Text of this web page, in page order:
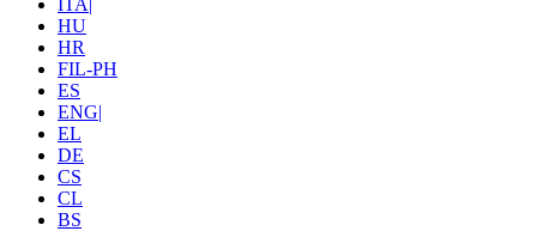
HU
HR
FIL-PH
ES
ENG|
EL
DE
CS
CL
BS